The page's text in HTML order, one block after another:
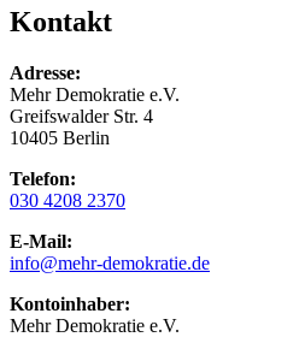
Kontakt
Adresse:
Mehr Demokratie e.V.
Greifswalder Str. 4
10405 Berlin
Telefon:
030 4208 2370
E-Mail:
info@mehr-demokratie.de
Kontoinhaber:
Mehr Demokratie e.V.